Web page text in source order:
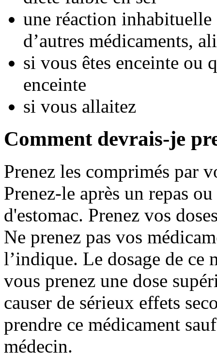
une réaction
d’autres médicaments,
si vous êtes enceinte ou
enceinte
si vous allaitez
Comment devrais-je
Prenez les comprimés par
Prenez-le après un repas
d'estomac. Prenez vos
Ne prenez pas vos
l’indique. Le dosage de ce
vous prenez une dose
causer de sérieux effets
prendre ce médicament
médecin.